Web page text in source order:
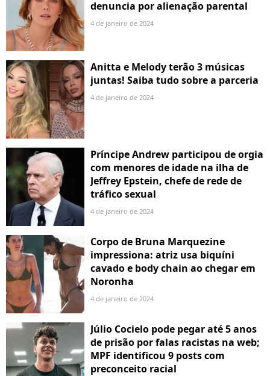
denuncia por alienação parental
4 de janeiro de 2024
Anitta e Melody terão 3 músicas
juntas! Saiba tudo sobre a parceria
4 de janeiro de 2024
Príncipe Andrew participou de orgia
com menores de idade na ilha de
Jeffrey Epstein, chefe de rede de
tráfico sexual
4 de janeiro de 2024
Corpo de Bruna Marquezine
impressiona: atriz usa biquíni
cavado e body chain ao chegar em
Noronha
4 de janeiro de 2024
Júlio Cocielo pode pegar até 5 anos
de prisão por falas racistas na web;
MPF identificou 9 posts com
preconceito racial